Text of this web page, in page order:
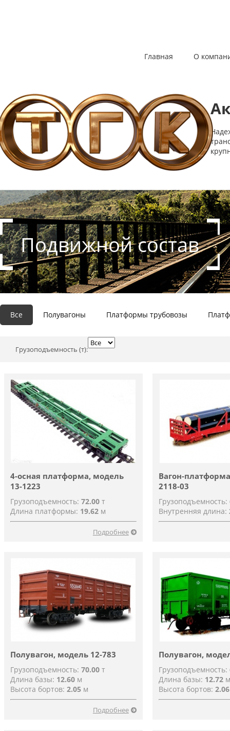
Главная О
Подвижной состав
Все Полувагоны Платформы трубовозы
Грузоподъемность (т):
4-осная платформа, модель
13-1223
Грузоподъемность: 72.00т
Длина платформы: 19.62м
Подробнее
Вагон-
2118-03
Грузоподъемность:
Внутренняя длина:
Полувагон, модель 12-783
Грузоподъемность: 70.00т
Длина базы: 12.60м
Высота бортов: 2.05м
Подробнее
Полувагон,
Грузоподъемность:
Длина базы: 12.72
Высота бортов:2.06